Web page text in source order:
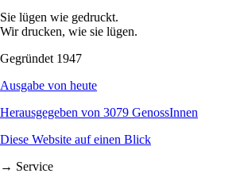
Sie lügen wie gedruckt.
Wir drucken, wie sie lügen.
Gegründet 1947
Ausgabe von heute
Herausgegeben von 3079 GenossInnen
Diese Website auf einen Blick
→ Service